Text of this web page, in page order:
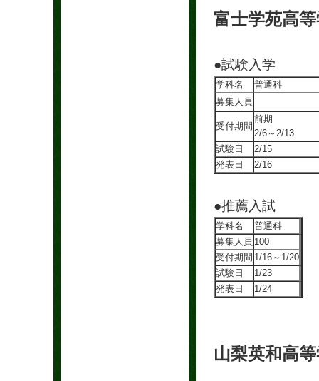
富士学苑高
●試験入学
学科名
普通科
募集人員
受付期間
前期
2/6～2/13
試験日
2/15
発表日
2/16
●推薦入試
学科名
普通科
募集人員 100
受付期間 1/16～1/20
試験日
1/23
発表日
1/24
山梨英和高